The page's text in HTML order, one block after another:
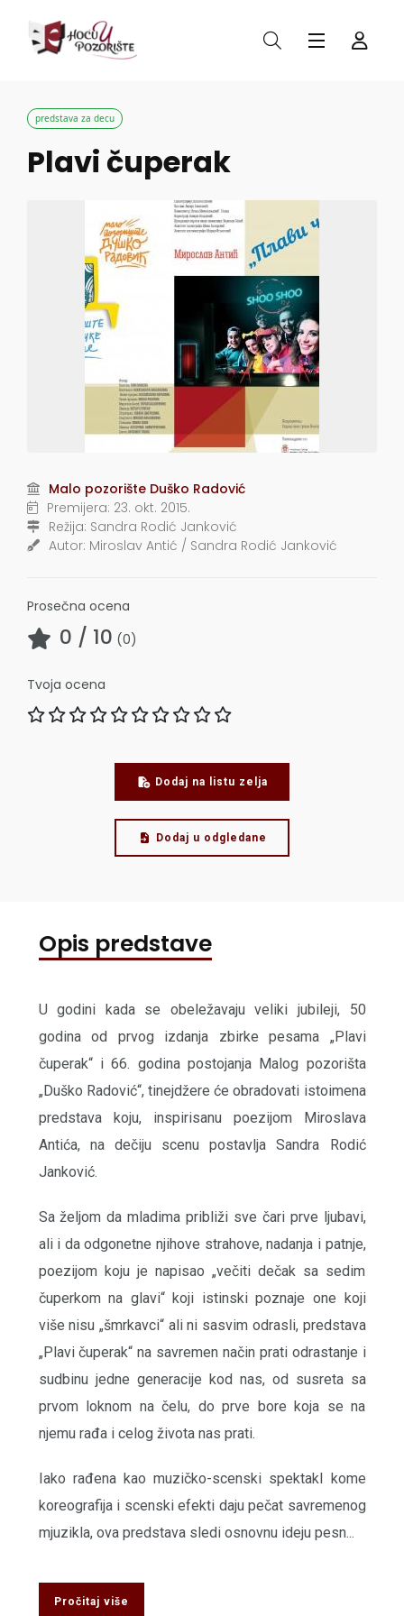
predstava za decu
Plavi čuperak
Malo pozorište Duško Radović
Premijera: 23. okt. 2015.
Režija: Sandra Rodić Janković
Autor: Miroslav Antić / Sandra Rodić Janković
Prosečna ocena
0 / 10 (0)
Tvoja ocena
Dodaj na listu zelja
Dodaj u odgledane
Opis predstave
U godini kada se obeležavaju veliki jubileji, 50
godina od prvog izdanja zbirke pesama „Plavi
čuperak“ i 66. godina postojanja Malog pozorišta
„Duško Radović“, tinejdžere će obradovati istoimena
predstava koju, inspirisanu poezijom Miroslava
Antića, na dečiju scenu postavlja Sandra Rodić
Janković.
Sa željom da mladima približi sve čari prve ljubavi,
ali i da odgonetne njihove strahove, nadanja i patnje,
poezijom koju je napisao „večiti dečak sa sedim
čuperkom na glavi“ koji istinski poznaje one koji
više nisu „šmrkavci“ ali ni sasvim odrasli, predstava
„Plavi čuperak“ na savremen način prati odrastanje i
sudbinu jedne generacije kod nas, od susreta sa
prvom loknom na čelu, do prve bore koja se na
njemu rađa i celog života nas prati.
Iako rađena kao muzičko-scenski spektakl kome
koreografija i scenski efekti daju pečat savremenog
mjuzikla, ova predstava sledi osnovnu ideju pesn...
Pročitaj više